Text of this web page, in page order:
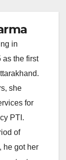
in
as the first
she
for
PTI.
of
he got her